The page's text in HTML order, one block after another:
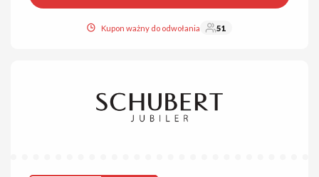
Kupon ważny do odwołania 51